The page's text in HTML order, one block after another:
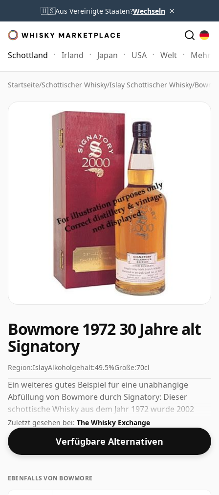
🇺🇸Aus Vereinigte Staaten?Wechseln ×
Schottland Irland Japan USA Welt Mehr
Startseite/Schottischer Whisky/Islay Schottischer Whisky/
Bowmore 1972 30 Jahre alt
Signatory
Region:IslayAlkoholgehalt:49.5%Größe:70cl
Ein weiteres gutes Beispiel für eine unabhängige
Abfüllung von Bowmore durch Signatory: Dieser
schottische Whisky aus dem Jahr 1972 wurde 2002
abgefüllt. Der Alkoholgehalt dieses Whiskys beträgt
erfreuliche 49,5 %.
Zuletzt gesehen bei: The Whisky Exchange
Verfügbare Alternativen
EBENFALLS VON BOWMORE